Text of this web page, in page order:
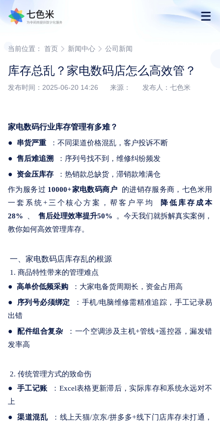
首页
产品
购买
渠道合作
关于我们
当前位置： 首页 新闻中心 公司新闻
库存总乱？家电数码店怎么高效管？
发布时间：2025-06-20 14:26 来源： 发布人：七色米
家电数码行业库存管理有多难？
●
串货严重 ：不同渠道价格混乱，客户投诉不断
● 售后难追溯 ：序列号找不到，维修纠纷频发
● 资金压库存
：热销款总缺货，滞销款堆满仓
作为服务过 10000+家电数码商户
的进销存服务商，七色米用
一套系统+三个核心方案，帮客户平均
降低库存成本
28%
售后处理效率提升50%
。今天我们就拆解真实案例，
教你如何高效管理库存。
一、家电数码店库存乱的根源
1. 商品特性带来的管理难点
● 高单价低频采购 ：大家电备货周期长，资金占用高
● 序列号必须绑定
：手机/电脑维修需精准追踪，手工记录易
出错
● 配件组合复杂
：一个空调涉及主机+管线+遥控器，漏发错
发率高
2. 传统管理方式的致命伤
● 手工记账
：Excel表格更新滞后，实际库存和系统永远对不
上
● 渠道混乱
：线上天猫/京东/拼多多+线下门店库存未打通，